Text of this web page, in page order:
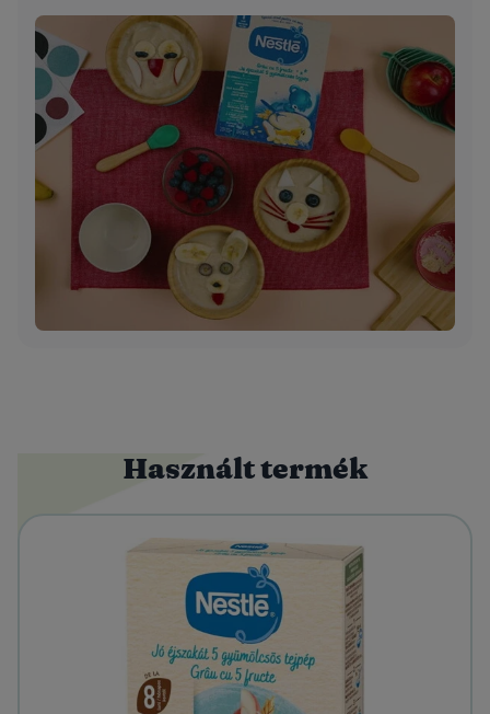
Használt termék